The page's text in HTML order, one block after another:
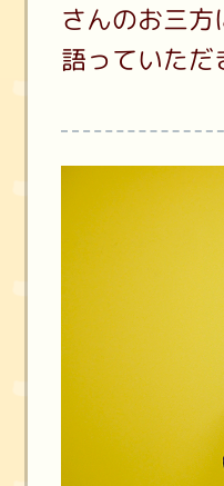
さんのお三
語っていただ